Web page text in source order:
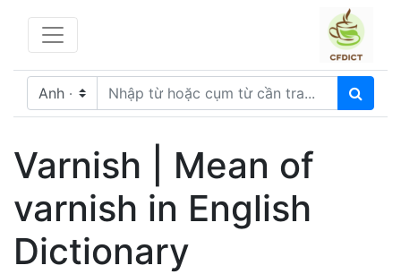
Varnish | Mean of
varnish in English
Dictionary